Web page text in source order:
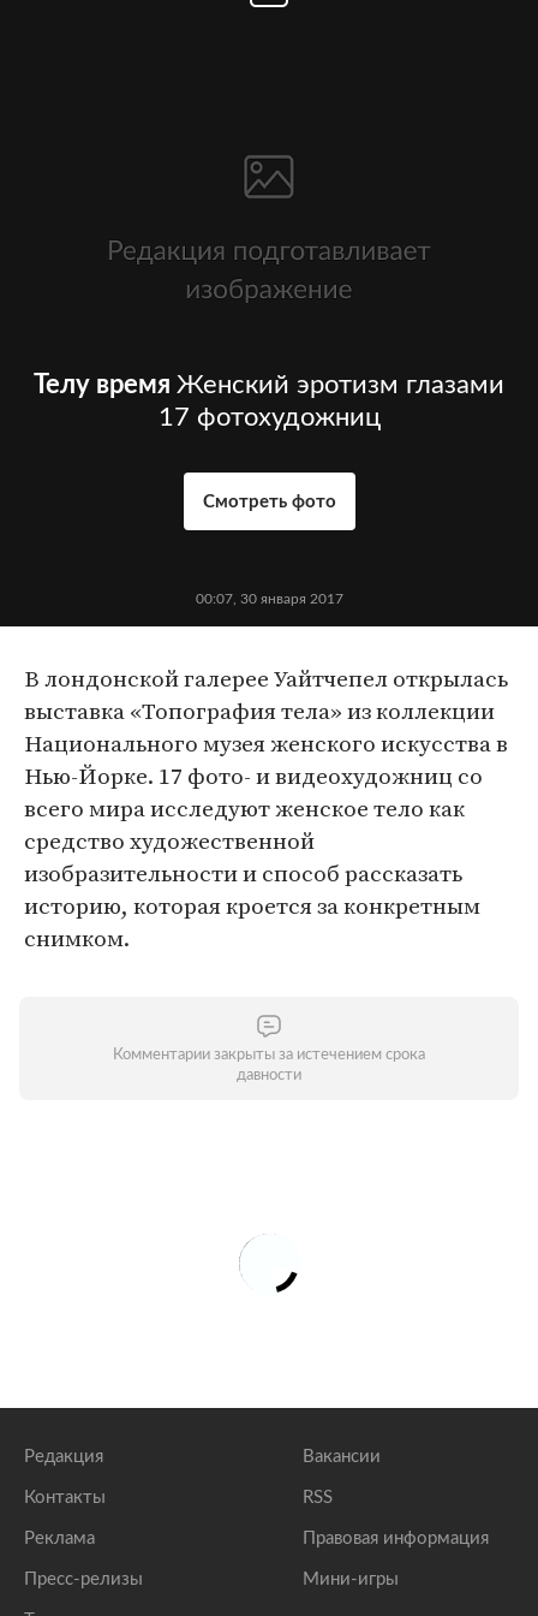
Телу время Женский эротизм глазами
17 фотохудожниц
Смотреть фото
00:07, 30 января 2017
В лондонской галерее Уайтчепел открылась
выставка «Топография тела» из коллекции
Национального музея женского искусства в
Нью-Йорке. 17 фото- и видеохудожниц со
всего мира исследуют женское тело как
средство художественной
изобразительности и способ рассказать
историю, которая кроется за конкретным
снимком.
Комментарии закрыты за истечением срока
давности
Редакция
Контакты
Реклама
Пресс-релизы
Вакансии
RSS
Правовая информация
Мини-игры